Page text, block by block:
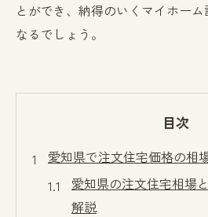
とができ、納得のいくマイホー
なるでしょう。
目次
愛知県で注文住宅価格の相
愛知県の注文住宅相場
解説